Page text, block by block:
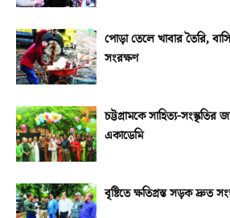
পোড়া তেলে খাবার তৈরি,
সংরক্ষণ
চট্টগ্রামকে সাহিত্য-সংস্কৃতির
একাডেমি
বৃষ্টিতে ক্ষতিগ্রস্ত সড়ক দ্রুত